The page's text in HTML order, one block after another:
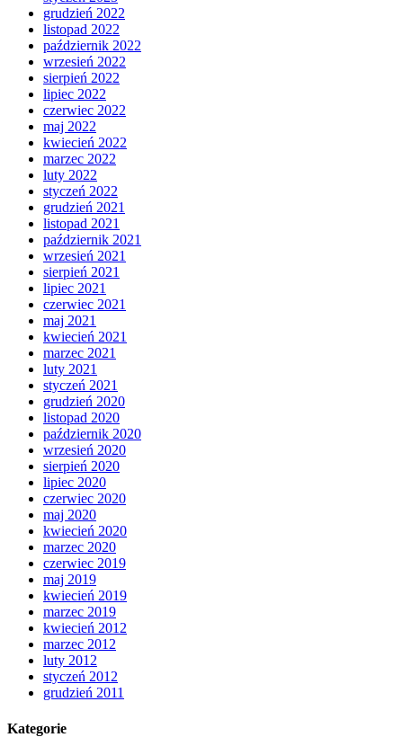
grudzień 2022
listopad 2022
październik 2022
wrzesień 2022
sierpień 2022
lipiec 2022
czerwiec 2022
maj 2022
kwiecień 2022
marzec 2022
luty 2022
styczeń 2022
grudzień 2021
listopad 2021
październik 2021
wrzesień 2021
sierpień 2021
lipiec 2021
czerwiec 2021
maj 2021
kwiecień 2021
marzec 2021
luty 2021
styczeń 2021
grudzień 2020
listopad 2020
październik 2020
wrzesień 2020
sierpień 2020
lipiec 2020
czerwiec 2020
maj 2020
kwiecień 2020
marzec 2020
czerwiec 2019
maj 2019
kwiecień 2019
marzec 2019
kwiecień 2012
marzec 2012
luty 2012
styczeń 2012
grudzień 2011
Kategorie